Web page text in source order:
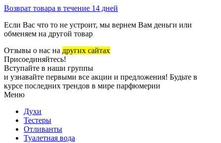
Возврат товара в течение 14 дней
Если Вас что то не устроит, мы вернем Вам деньги или
обменяем на другой товар
Отзывы о нас на других сайтах
Присоединяйтесь!
Вступайте в наши группы
и узнавайте первыми все акции и предложения! Будьте в
курсе последних трендов в мире парфюмерии
Меню
Духи
Тестеры
Отливанты
Туалетная вода